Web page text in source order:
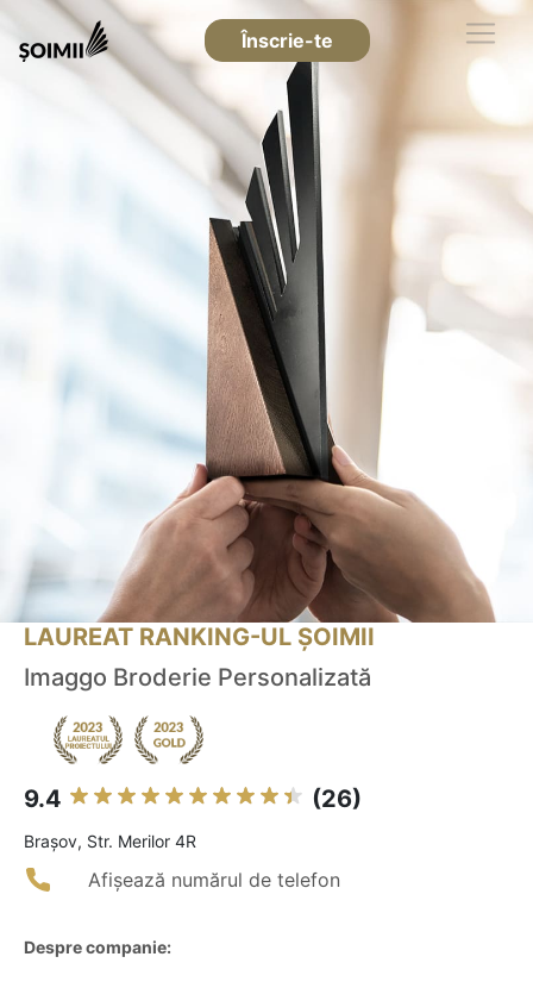
Înscrie-te
LAUREAT RANKING-UL ȘOIMII
Imaggo Broderie Personalizată
9.4 (26)
Braşov, Str. Merilor 4R
Afișează numărul de telefon
Despre companie: